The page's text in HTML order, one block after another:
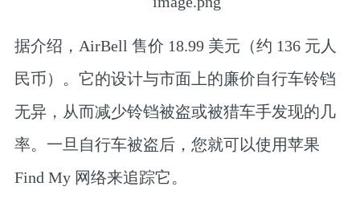
据介绍， AirBell 售价 18.99 美元（约 136 元人
民币） 。它的设计与市面上的廉价自行车铃铛
无异，从而减少铃铛被盗或被猎车手发现的几
率。一旦自行车被盗后，您就可以使用苹果
Find My 网络来追踪它。